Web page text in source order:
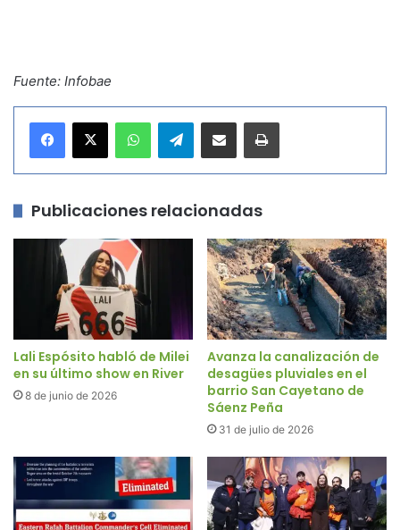
Fuente: Infobae
Telegram
Publicaciones relacionadas
Lali Espósito habló de Milei
en su último show en River
8 de junio de 2026
Avanza la canalización de
desagües pluviales en el
barrio San Cayetano de
Sáenz Peña
31 de julio de 2026